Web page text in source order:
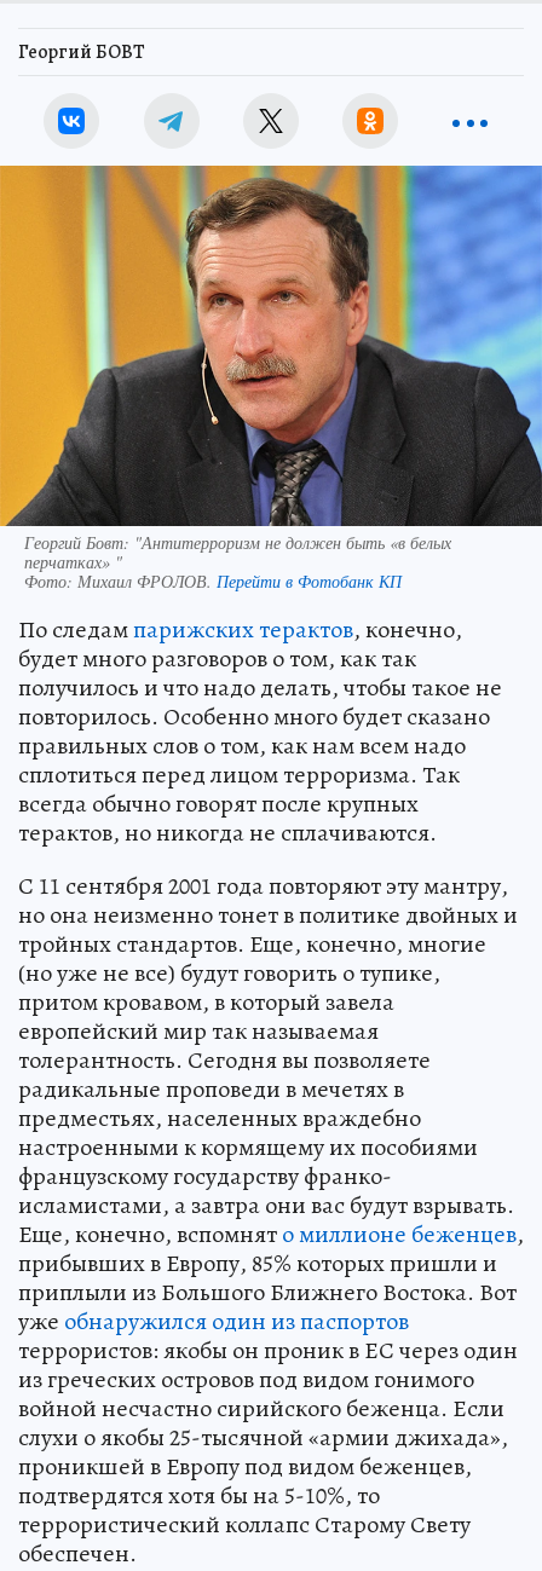
Георгий БОВТ
Георгий Бовт: "Антитерроризм не должен быть «в белых
перчатках» "
Фото: Михаил ФРОЛОВ. Перейти в Фотобанк КП
По следампарижских терактов, конечно,
будет много разговоров о том, как так
получилось и что надо делать, чтобы такое не
повторилось. Особенно много будет сказано
правильных слов о том, как нам всем надо
сплотиться перед лицом терроризма. Так
всегда обычно говорят после крупных
терактов, но никогда не сплачиваются.
С 11 сентября 2001 года повторяют эту мантру,
но она неизменно тонет в политике двойных и
тройных стандартов. Еще, конечно, многие
(но уже не все) будут говорить о тупике,
притом кровавом, в который завела
европейский мир так называемая
толерантность. Сегодня вы позволяете
радикальные проповеди в мечетях в
предместьях, населенных враждебно
настроенными к кормящему их пособиями
французскому государству франко-
исламистами, а завтра они вас будут взрывать.
Еще, конечно, вспомнято миллионе беженцев,
прибывших в Европу, 85% которых пришли и
приплыли из Большого Ближнего Востока. Вот
уже обнаружился один из паспортов
террористов: якобы он проник в ЕС через один
из греческих островов под видом гонимого
войной несчастно сирийского беженца. Если
слухи о якобы 25-тысячной «армии джихада»,
проникшей в Европу под видом беженцев,
подтвердятся хотя бы на 5-10%, то
террористический коллапс Старому Свету
обеспечен.